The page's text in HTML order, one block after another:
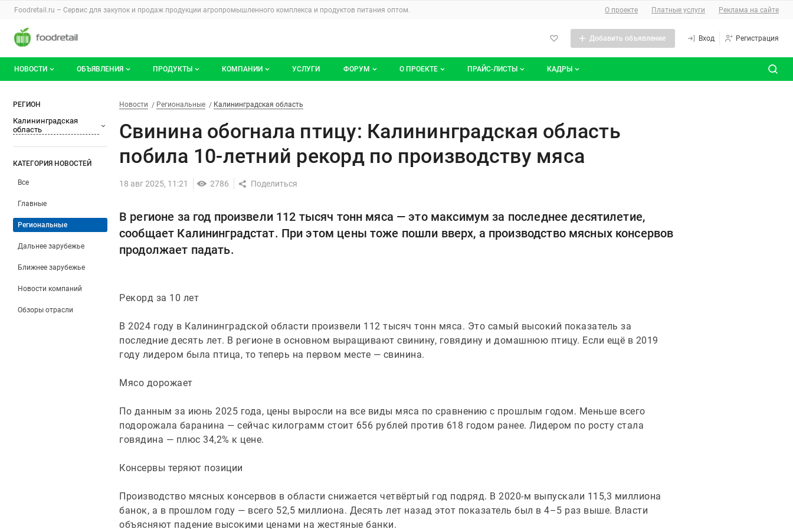
Раздел навигации по сайту foodretail.ru
Foodretail.ru – Сервис для закупок и продаж продукции агропромышленного комплекса и продуктов питания оптом. О сайте
О проекте Платные услуги Реклама на сайте
Авторизация и меню пользователя
Добавить объявление Вход Регистрация
Навигация по разделам сайта foodretail.ru
НОВОСТИ
Документы
ОБЪЯВЛЕНИЯ ПРОДУКТЫ
Продукты питания
КОМПАНИИ
Каталог компаний
УСЛУГИ ФОРУМ
С моим участием
О ПРОЕКТЕ
Контакты
Реклама на сайте
ПРАЙС-ЛИСТЫ КАДРЫ
Все резюме
Свинина обогнала птицу: Калининградская область побила 10-летний рекорд по
Фильтры
РЕГИОН
Калининградская
область
КАТЕГОРИЯ НОВОСТЕЙ
Все
Главные
Региональные
Дальнее зарубежье
Ближнее зарубежье
Новости компаний
Обзоры отрасли
Новости
Разделы
Новости Региональные Калининградская область
Свинина обогнала птицу: Калининградская область
побила 10-летний рекорд по производству мяса
18 авг 2025, 11:21 2786
В регионе за год произвели 112 тысяч тонн мяса — это максимум за последнее десятилетие,
сообщает Калининградстат. При этом цены тоже пошли вверх, а производство мясных консервов
продолжает падать.
Рекорд за 10 лет
В 2024 году в Калининградской области произвели 112 тысяч тонн мяса. Это самый высокий показатель за
последние десять лет. В регионе в основном выращивают свинину, говядину и домашнюю птицу. Если ещё в 2019
году лидером была птица, то теперь на первом месте — свинина.
Мясо дорожает
По данным за июнь 2025 года, цены выросли на все виды мяса по сравнению с прошлым годом. Меньше всего
подорожала баранина — сейчас килограмм стоит 656 рублей против 618 годом ранее. Лидером по росту стала
говядина — плюс 34,2% к цене.
Консервы теряют позиции
Производство мясных консервов в области снижается четвёртый год подряд. В 2020-м выпускали 115,3 миллиона
банок, а в прошлом году — всего 52,5 миллиона. Десять лет назад этот показатель был в 4–5 раз выше. Власти
объясняют падение высокими ценами на жестяные банки.